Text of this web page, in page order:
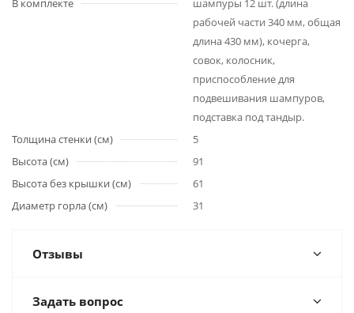
В комплекте
шампуры 12 шт. (длина
рабочей части 340 мм, общая
длина 430 мм), кочерга,
совок, колосник,
приспособление для
подвешивания шампуров,
подставка под тандыр.
Толщина стенки (см)
5
Высота (см)
91
Высота без крышки (см)
61
Диаметр горла (см)
31
Отзывы
Задать вопрос